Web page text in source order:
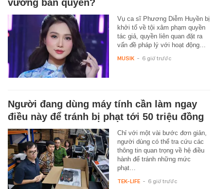
vướng bản quyền?
Vụ ca sĩ Phương Diễm Huyền bị
khởi tố về tội xâm phạm quyền
tác giả, quyền liên quan đặt ra
vấn đề pháp lý với hoạt động…
MUSIK - 6 giờ trước
Người đang dùng máy tính cần làm ngay
điều này để tránh bị phạt tới 50 triệu đồng
Chỉ với một vài bước đơn giản,
người dùng có thể tra cứu các
thông tin quan trọng về hệ điều
hành để tránh những mức
phạt…
TEK-LIFE - 6 giờ trước